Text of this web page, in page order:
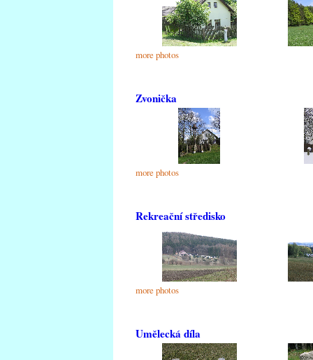
more photos
Zvonička
more photos
Rekreační středisko
more photos
Umělecká díla